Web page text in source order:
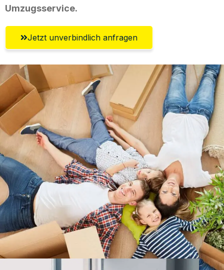
Umzugsservice.
Jetzt unverbindlich anfragen